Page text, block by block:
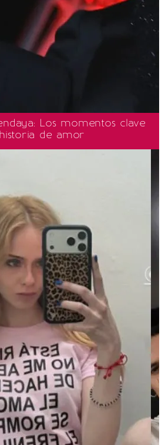
Los momentos clave
de amor